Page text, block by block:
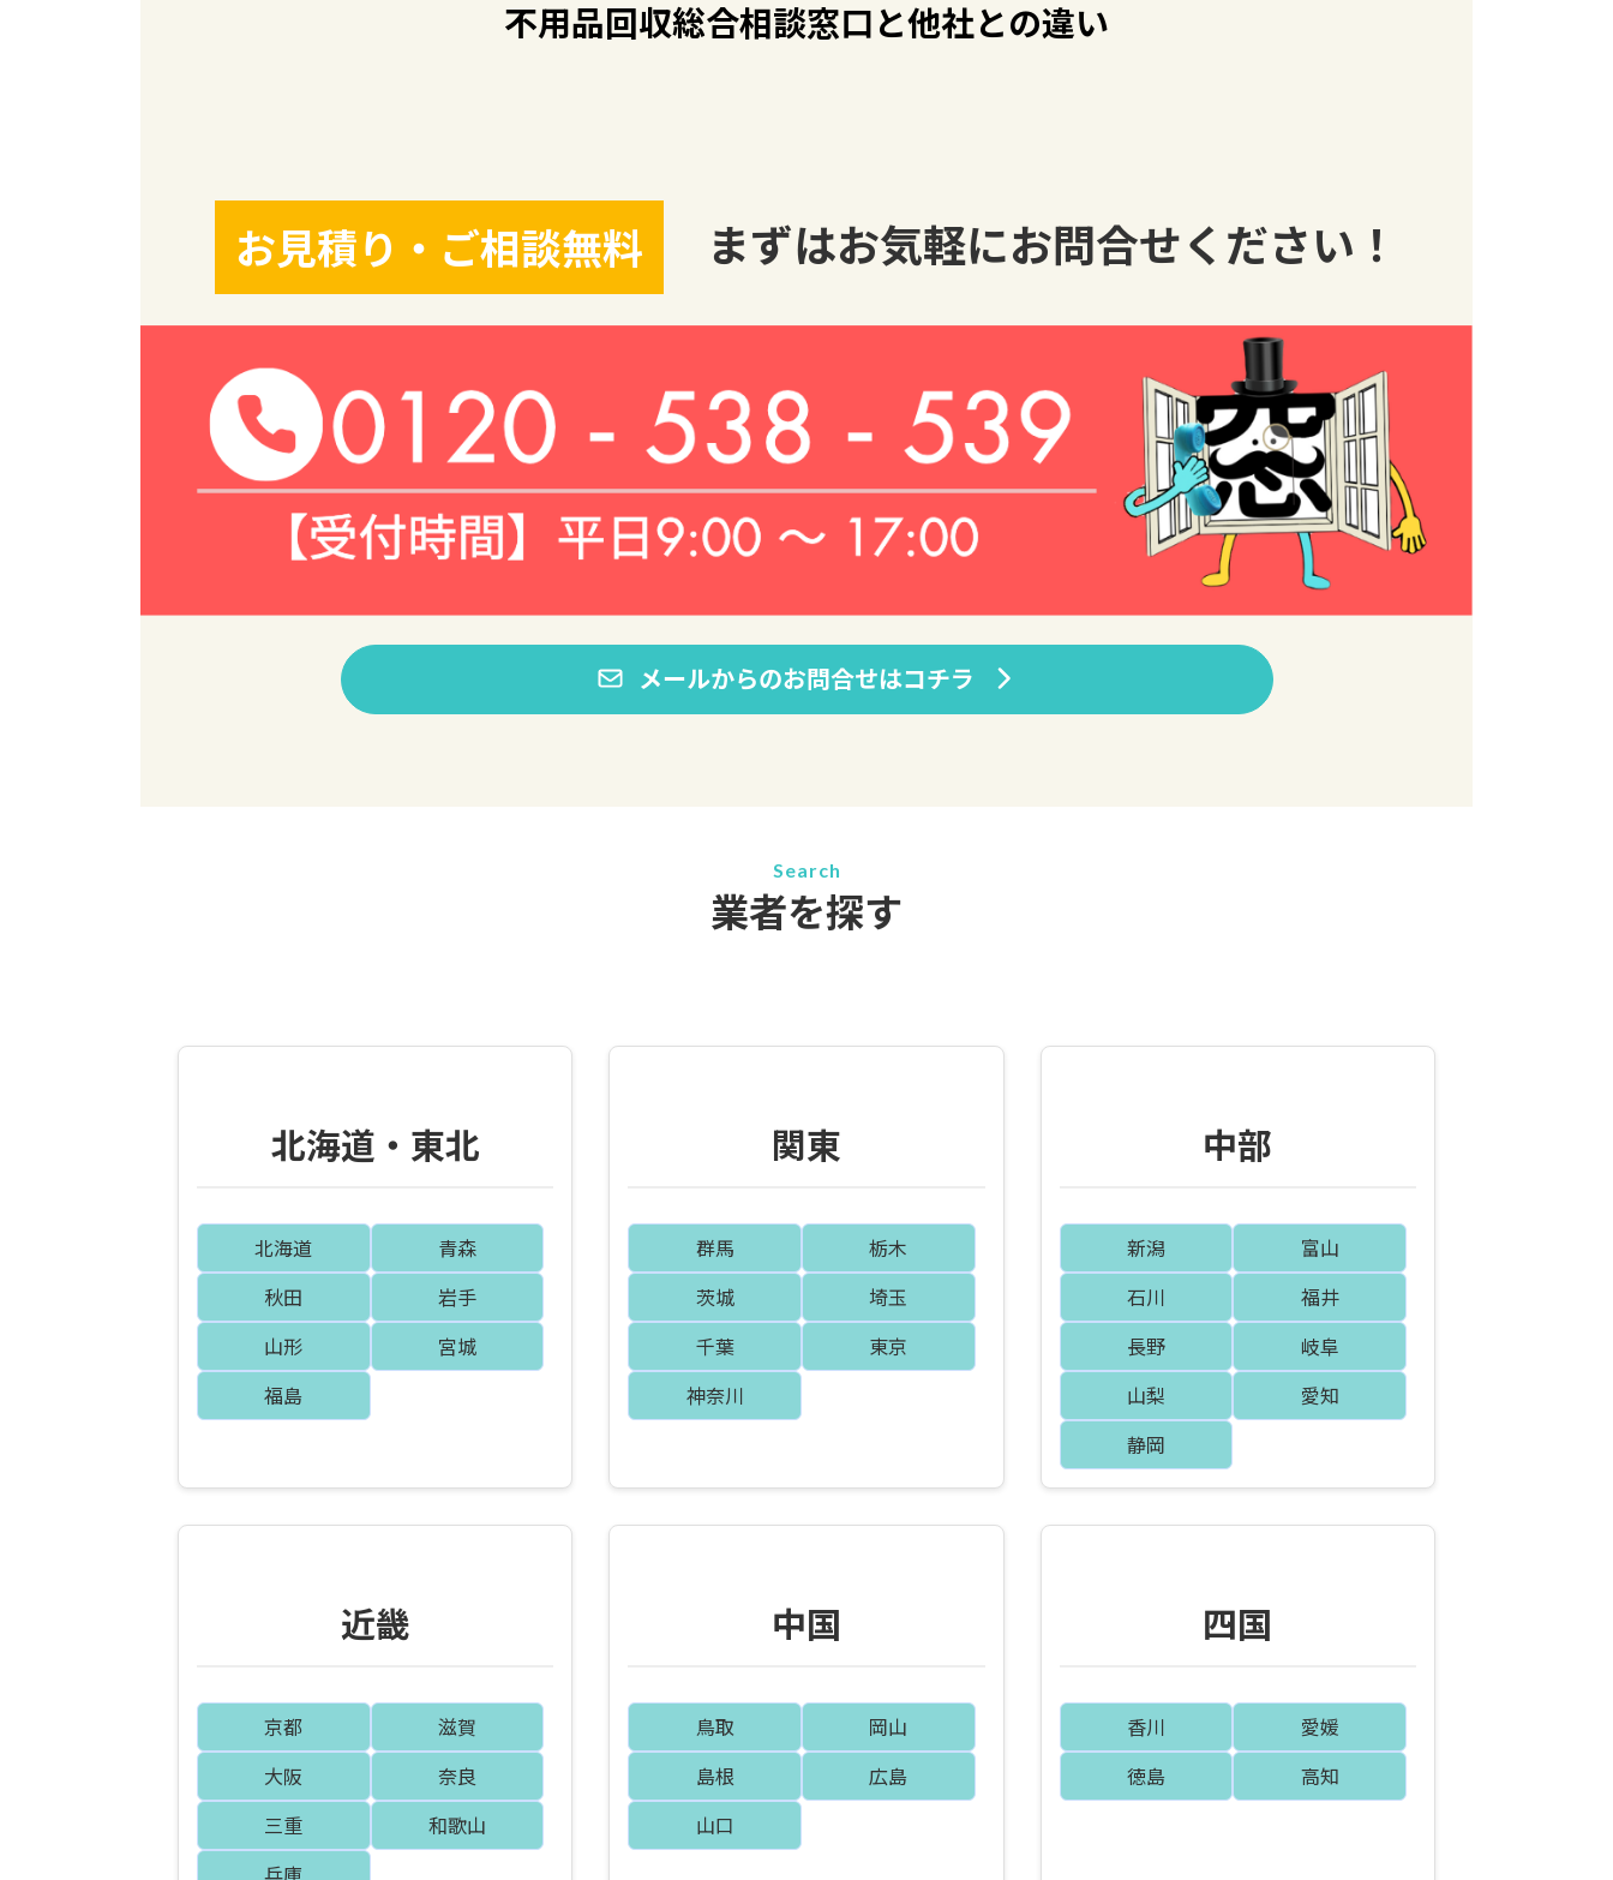
不用品回収総合相談窓口 と他社との違い
お見積り・ご相談無料 まずはお気軽にお問合せください！
メールからのお問合せはコチラ
Search
業者を探す
北海道・東北
北海道 青森
秋田 岩手
山形 宮城
福島
関東
群馬 栃木
茨城 埼玉
千葉 東京
神奈川
中部
新潟 富山
石川 福井
長野 岐阜
山梨 愛知
静岡
近畿
京都 滋賀
大阪 奈良
三重 和歌山
兵庫
中国
鳥取 岡山
島根 広島
山口
四国
香川 愛媛
徳島 高知